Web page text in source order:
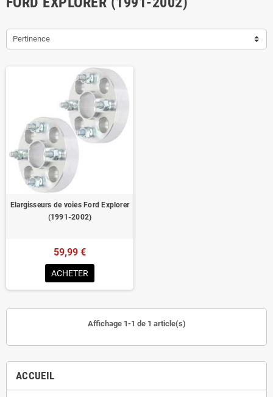
ACCUEIL
Pertinence
Elargisseurs de voies Ford Explorer
(1991-2002)
59,99 €
ACHETER
Affichage 1-1 de 1 article(s)